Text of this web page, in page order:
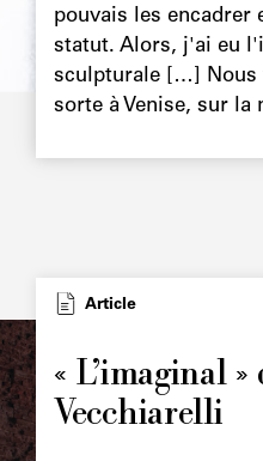
pouvais les encadrer
statut. Alors, j'ai eu
sculpturale […] Nous
sorte à Venise, sur la
TypeArticle
« L’imaginal
Vecchiarelli
Image
principale